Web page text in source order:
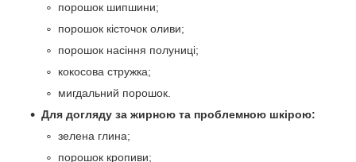
порошок шипшини;
порошок кісточок оливи;
порошок насіння полуниці;
кокосова стружка;
мигдальний порошок.
Для догляду за жирною та проблемною шкірою:
зелена глина;
порошок кропиви;